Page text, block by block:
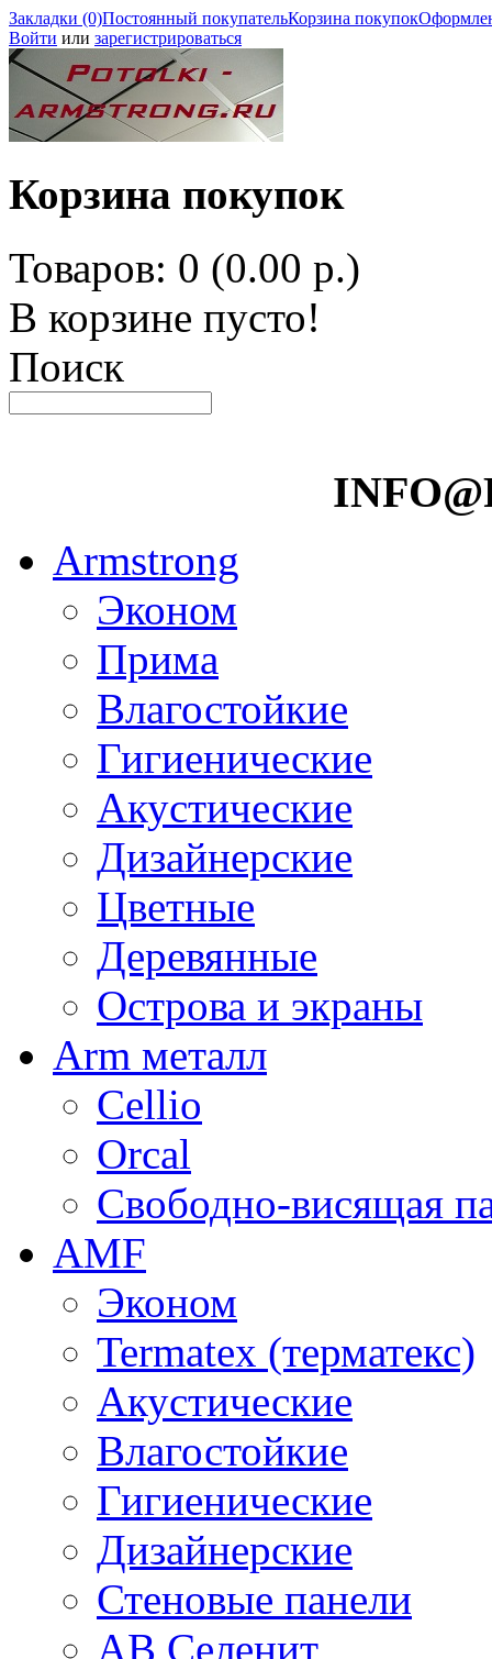
Закладки (0)Постоянный покупательКорзина покупок
Войти или зарегистрироваться
Корзина покупок
Товаров: 0 (0.00 р.)
В корзине пусто!
Поиск
Armstrong
Эконом
Прима
Влагостойкие
Гигиенические
Акустические
Дизайнерские
Цветные
Деревянные
Острова и экраны
Arm металл
Cellio
Orcal
Свободно-висящая
AMF
Эконом
Termatex (терматекс)
Акустические
Влагостойкие
Гигиенические
Дизайнерские
Стеновые панели
AB Селенит